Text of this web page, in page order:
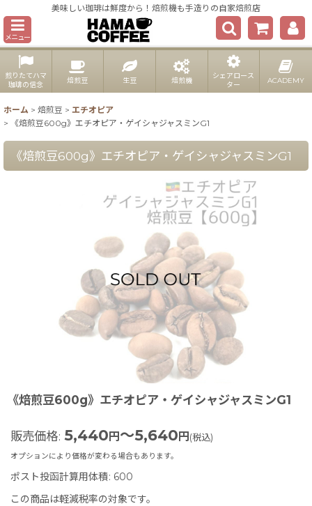
美味しい珈琲は鮮度から！焙煎機も手造りの自家焙煎店
メニュー
煎りたてハマ
珈琲の信念
焙煎豆 生豆 焙煎機
シェアロース
ター
ACADEMY
ホーム > 焙煎豆 > エチオピア
>
《焙煎豆600g》エチオピア・ゲイシャジャスミンG1
《焙煎豆600g》エチオピア・ゲイシャジャスミンG1
《焙煎豆600g》エチオピア・ゲイシャジャスミンG1
販売価格: 5,440 円 ～5,640 円 (税込)
オプションにより価格が変わる場合もあります。
ポスト投函計算用体積: 600
この商品は軽減税率の対象です。